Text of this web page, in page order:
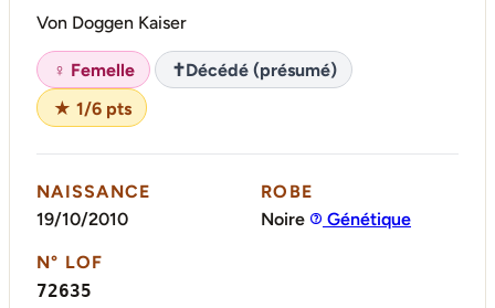
Von Doggen Kaiser
♀ Femelle ✝Décédé (présumé)
★ 1/6 pts
NAISSANCE
19/10/2010
ROBE
Noire
Génétique
N° LOF
72635